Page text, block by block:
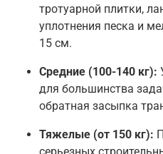
тротуарной плитки,
уплотнения песка и
15 см.
Средние (100-140 кг):
для большинства
обратная засыпка
Тяжелые (от 150 кг):